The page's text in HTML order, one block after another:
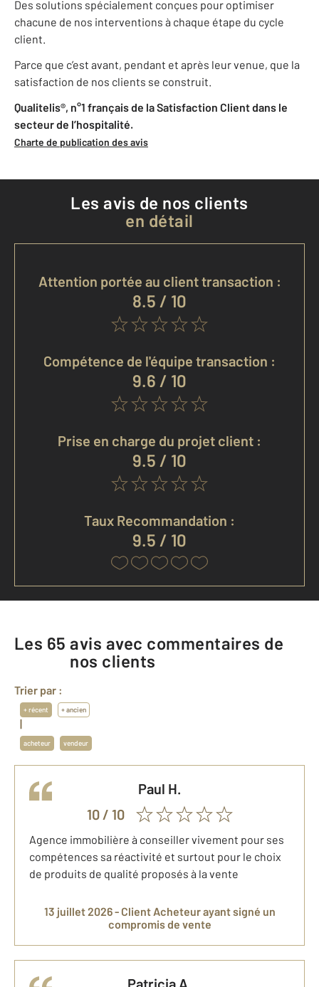
Des solutions spécialement conçues pour optimiser
chacune de nos interventions à chaque étape du cycle
client.
Parce que c’est avant, pendant et après leur venue, que la
satisfaction de nos clients se construit.
Qualitelis®, n°1 français de la Satisfaction Client dans le
secteur de l’hospitalité.
Charte de publication des avis
Les avis de nos clients
en détail
Attention portée au client transaction :
8.5 / 10
Compétence de l'équipe transaction :
9.6 / 10
Prise en charge du projet client :
9.5 / 10
Taux Recommandation :
9.5 / 10
Les 65avis avec commentaires de
nos clients
Trier par :
+ récent + ancien
|
acheteur vendeur
Paul H.
10/ 10
Agence immobilière à conseiller vivement pour ses
compétences sa réactivité et surtout pour le choix
de produits de qualité proposés à la vente
13 juillet 2026 - Client Acheteurayant signé un
compromis de vente
Patricia A.